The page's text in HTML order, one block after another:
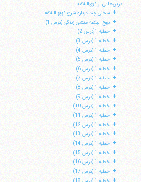
درس‌هایی از نهج‌البلاغه
+ سخنی چند درباره شرح نهج البلاغه
+ نهج البلاغه منشور زندگی (درس 1)
+ خطبه 1(درس 2)
+ خطبه 1 (درس 3)
+ خطبه 1 (درس 4)
+ خطبه 1 (درس 5)
+ خطبه 1 (درس 6)
+ خطبه 1 (درس 7)
+ خطبه 1 (درس 8)
+ خطبه 1 (درس 9)
+ خطبه 1 (درس 10)
+ خطبه 1 (درس 11)
+ خطبه 1 (درس 12)
+ خطبه 1 (درس 13)
+ خطبه 1 (درس 14)
+ خطبه 1 (درس 15)
+ خطبه 1 (درس 16)
+ خطبه 1 (درس 17)